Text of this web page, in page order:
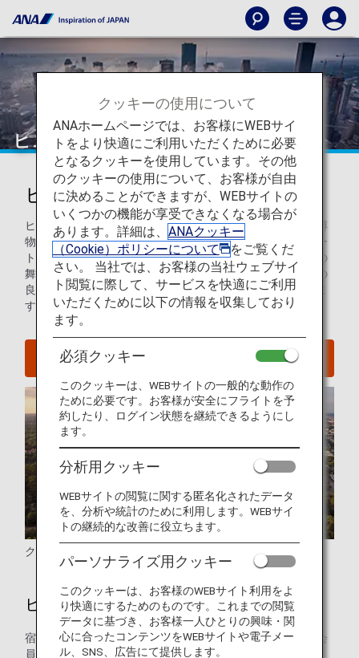
ヒューストン
ヒューストンを知ろう
ヒューストンは、宇宙開発をテーマにした学習センターや博
物館が多くあり、宇宙好きの人にはたまらない街です。アー
トや文化が好きな方は、ヒューストンのグランドオペラでの
舞台観賞や趣のある歴史地区の散策がおすすめです。天気の
良い日にぴったりの緑豊かな公園や庭園も多く点在していま
す。
ヒューストンへのフライトを探す
クレジット: Houston First Corporation
ヒューストンのホテル
宿泊施設のご予約はお済みですか？ANAマイレージクラブ会
員のお客様は、世界の約100万軒のホテルが利用できる
クッキーの使用について
ANAホームページでは、お客様にWEBサイ
トをより快適にご利用いただくために必要
となるクッキーを使用しています。その他
のクッキーの使用について、お客様が自由
に決めることができますが、WEBサイトの
いくつかの機能が享受できなくなる場合が
あります。詳細は、 ANAクッキー
（Cookie）ポリシーについて
をご覧くだ
さい。 当社では、お客様の当社ウェブサイ
ト閲覧に際して、サービスを快適にご利用
いただくために以下の情報を収集しており
ます。
必須クッキー
このクッキーは、WEBサイトの一般的な動作の
ために必要です。お客様が安全にフライトを予
約したり、ログイン状態を継続できるようにし
ます。
分析用クッキー
WEBサイトの閲覧に関する匿名化されたデータ
を、分析や統計のために利用します。WEBサイ
トの継続的な改善に役立ちます。
パーソナライズ用クッキー
このクッキーは、お客様のWEBサイト利用をよ
り快適にするためのものです。これまでの閲覧
データに基づき、お客様一人ひとりの興味・関
心に合ったコンテンツをWEBサイトや電子メー
ル、SNS、広告にて提供します。